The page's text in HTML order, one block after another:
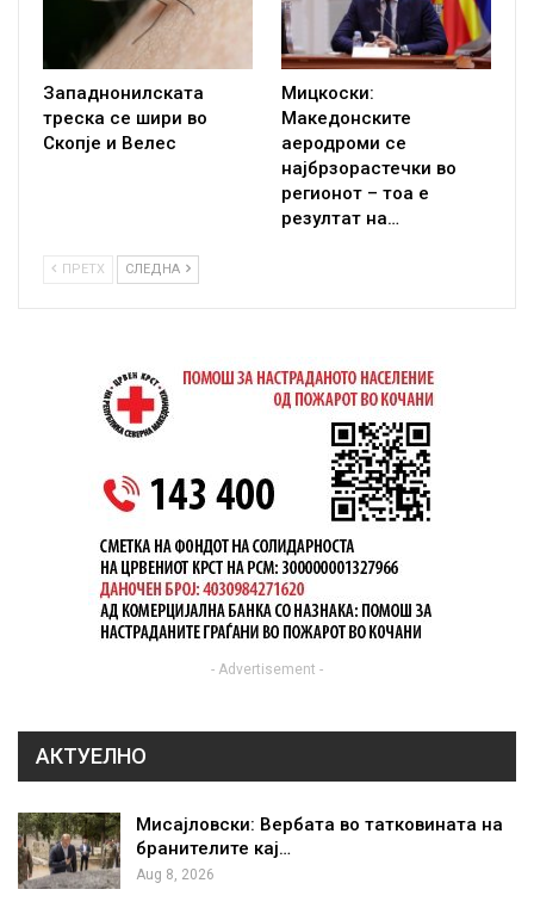
Западнонилската
треска се шири во
Скопје и Велес
Мицкоски:
Македонските
аеродроми се
најбрзорастечки во
регионот – тоа е
резултат на…
ПРЕТХ СЛЕДНА
- Advertisement -
АКТУЕЛНО
Мисајловски: Вербата во татковината на
бранителите кај…
Aug 8, 2026